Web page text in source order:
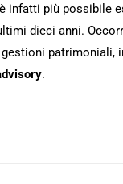
infatti più possibile
dieci anni.
patrimoniali,
.